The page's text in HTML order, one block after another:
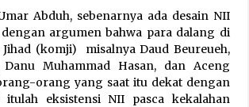
Abduh, sebenarnya ada desain NII
argumen bahwa para dalang di
(komji) misalnya Daud Beureueh,
Danu Muhammad Hasan, dan Aceng
orang yang saat itu dekat dengan
itulah eksistensi NII pasca kekalahan